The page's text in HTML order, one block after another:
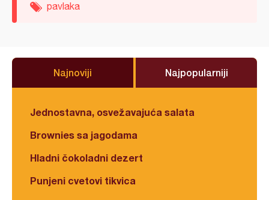
pavlaka
Najnoviji Najpopularniji
Jednostavna, osvežavajuća salata
Brownies sa jagodama
Hladni čokoladni dezert
Punjeni cvetovi tikvica